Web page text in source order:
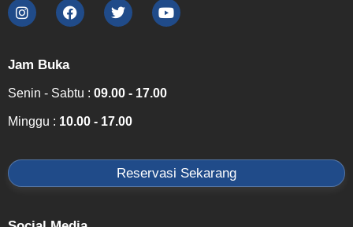
Jam Buka
Senin - Sabtu : 09.00 - 17.00
Minggu : 10.00 - 17.00
Reservasi Sekarang